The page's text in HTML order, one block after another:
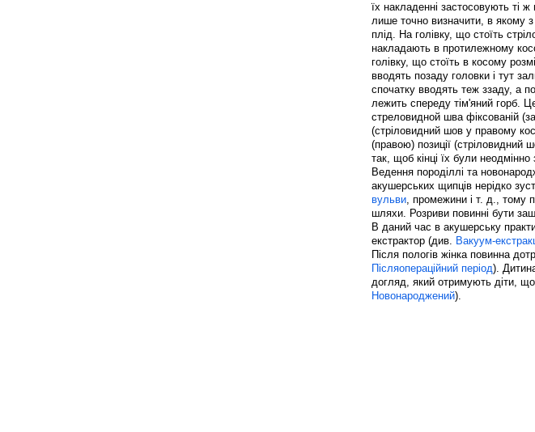
їх накладенні застосовують ті
лише точно визначити, в якому з
плід. На голівку, що стоїть
накладають в протилежному
голівку, що стоїть в косому
вводять позаду головки і тут
спочатку вводять теж ззаду, а
лежить спереду тім'яний горб.
стреловидной шва фіксованій
(стріловидний шов у правому
(правою) позиції (стріловидний
так, щоб кінці їх були неодмінно
Ведення породіллі та
акушерських щипців нерідко
вульви, промежини і т. д., тому
шляхи. Розриви повинні бути
В даний час в акушерську
екстрактор (див. Вакуум-
Після пологів жінка повинна
Післяопераційний період).
догляд, який отримують діти,
Новонароджений).